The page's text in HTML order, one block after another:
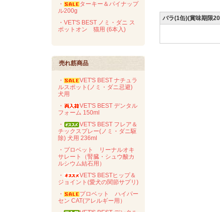
・
ターキー＆パイナップ
ル200g
・VET'S BEST ノミ・ダニ ス
ポットオン 猫用 (6本入)
売れ筋商品
・
VET'S BEST ナチュラ
ルスポット(ノミ・ダニ忌避)
犬用
・
VET'S BEST デンタル
フォーム 150ml
・
VET'S BEST フレア＆
チックスプレー(ノミ・ダニ駆
除) 犬用 236ml
・プロベット リーナルオキ
サレート（腎臓・シュウ酸カ
ルシウム結石用）
・
VET'S BESTヒップ＆
ジョイント(愛犬の関節サプリ)
・
プロベット ハイパー
セン CAT(アレルギー用）
バラ(1缶)(賞味期限